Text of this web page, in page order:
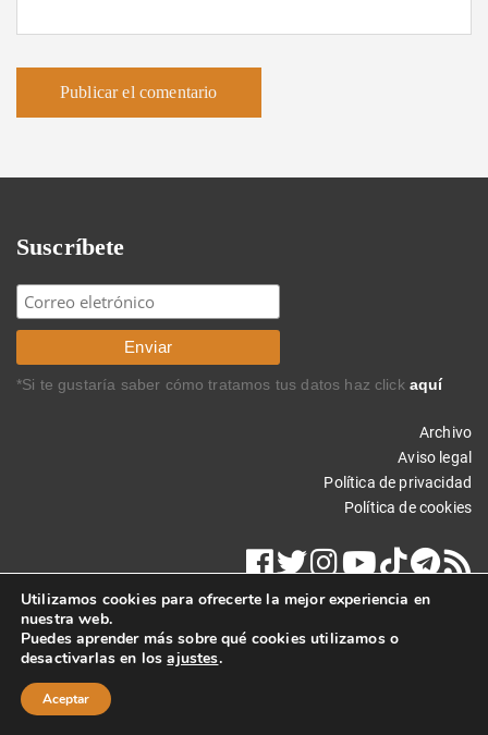
Suscríbete
*Si te gustaría saber cómo tratamos tus datos haz click aquí
Archivo
Aviso legal
Política de privacidad
Política de cookies
Copyright © 2024 Carlos Rodríguez Braun. Todos los derechos
reservados.
Utilizamos cookies para ofrecerte la mejor experiencia en
nuestra web.
Puedes aprender más sobre qué cookies utilizamos o
desactivarlas en losajustes.
Aceptar